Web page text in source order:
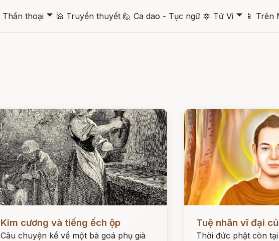
Thần thoại 🞃 🕌 Truyền thuyết 🙋 Ca dao - Tục ngữ 🔯 Tử Vi 🞃 📱 Trên
Kim cương và tiếng ếch ộp
Câu chuyện kể về một bà goá phụ già
Tuệ nhãn vĩ đại
Thời đức phật còn